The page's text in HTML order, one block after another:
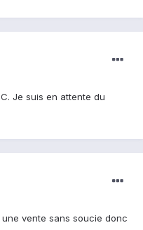
Je suis en attente du
vente sans soucie donc